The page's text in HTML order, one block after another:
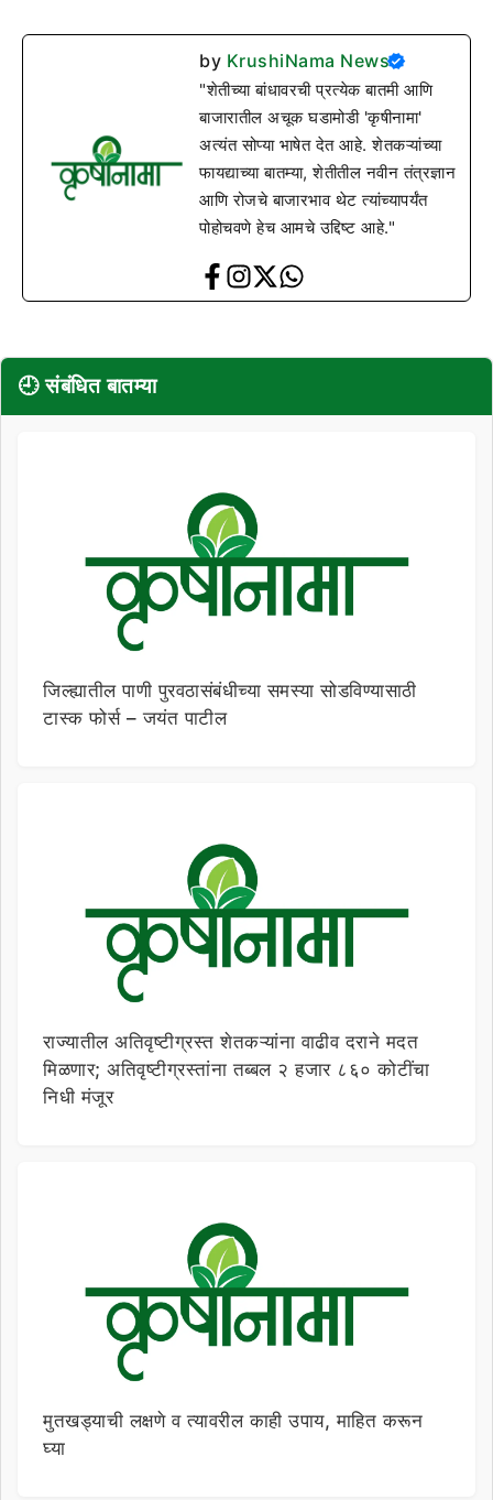
by KrushiNama News
"शेतीच्या बांधावरची प्रत्येक बातमी आणि
बाजारातील अचूक घडामोडी 'कृषीनामा'
अत्यंत सोप्या भाषेत देत आहे. शेतकऱ्यांच्या
फायद्याच्या बातम्या, शेतीतील नवीन तंत्रज्ञान
आणि रोजचे बाजारभाव थेट त्यांच्यापर्यंत
पोहोचवणे हेच आमचे उद्दिष्ट आहे."
🕘 संबंधित बातम्या
जिल्ह्यातील पाणी पुरवठासंबंधीच्या समस्या सोडविण्यासाठी
टास्क फोर्स – जयंत पाटील
राज्यातील अतिवृष्टीग्रस्त शेतकऱ्यांना वाढीव दराने मदत
मिळणार; अतिवृष्टीग्रस्तांना तब्बल २ हजार ८६० कोटींचा
निधी मंजूर
मुतखड्याची लक्षणे व त्यावरील काही उपाय, माहित करून
घ्या